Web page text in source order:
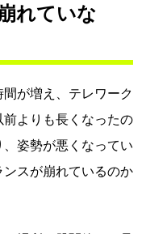
れていな
が増え、テレワーク
よりも長くなったの
姿勢が悪くなってい
スが崩れているのか